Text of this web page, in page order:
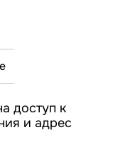
доступ к
и адрес